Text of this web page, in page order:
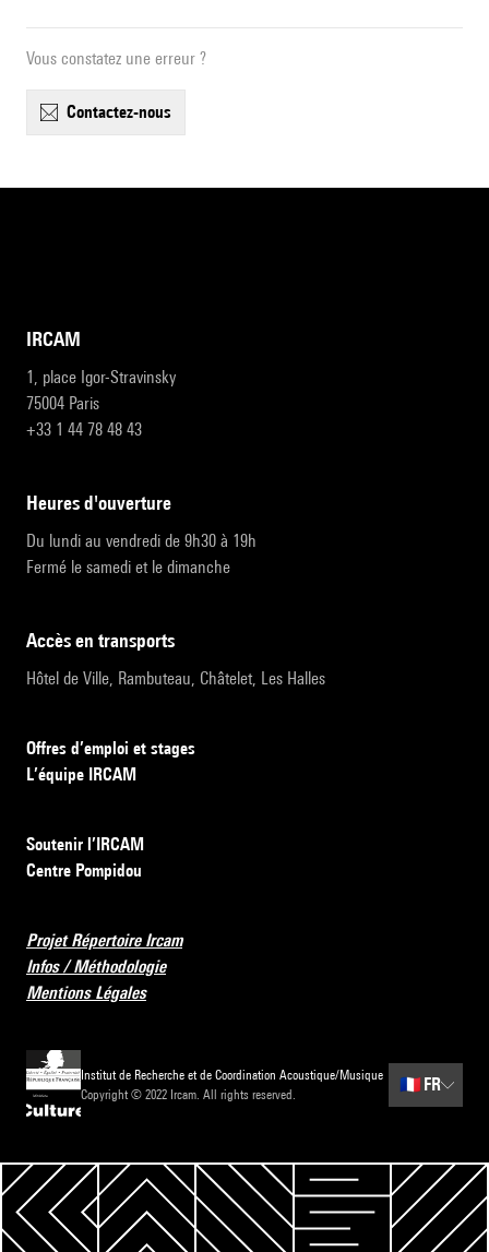
Vous constatez une erreur ?
contactez-nous
IRCAM
1, place Igor-Stravinsky
75004 Paris
+33 1 44 78 48 43
heures d'ouverture
Du lundi au vendredi de 9h30 à 19h
Fermé le samedi et le dimanche
accès en transports
Hôtel de Ville, Rambuteau, Châtelet, Les Halles
Offres d’emploi et stages
L’équipe IRCAM
Soutenir l’IRCAM
Centre Pompidou
Projet Répertoire Ircam
Infos / Méthodologie
Mentions Légales
Institut de Recherche et de Coordination Acoustique/Musique
Copyright © 2022 Ircam. All rights reserved.
🇫🇷 FR